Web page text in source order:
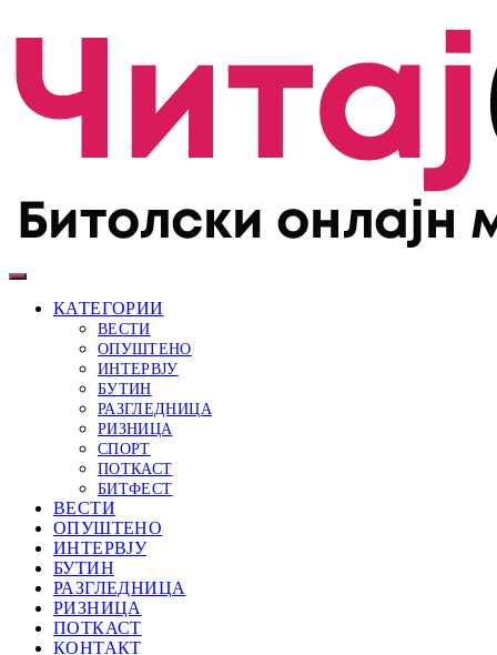
КАТЕГОРИИ
ВЕСТИ
ОПУШТЕНО
ИНТЕРВЈУ
БУТИН
РАЗГЛЕДНИЦА
РИЗНИЦА
СПОРТ
ПОТКАСТ
БИТФЕСТ
ВЕСТИ
ОПУШТЕНО
ИНТЕРВЈУ
БУТИН
РАЗГЛЕДНИЦА
РИЗНИЦА
ПОТКАСТ
КОНТАКТ